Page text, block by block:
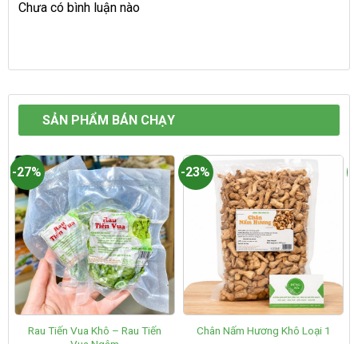
Chưa có bình luận nào
SẢN PHẨM BÁN CHẠY
-27%
Rau Tiến Vua Khô – Rau Tiến
-23%
Chân Nấm Hương Khô Loại 1